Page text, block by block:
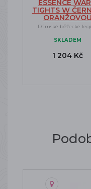
ESSENCE
TIGHTS W
ORANŽOVOU
Dámské běžecké
SKLADEM
1 204 Kč